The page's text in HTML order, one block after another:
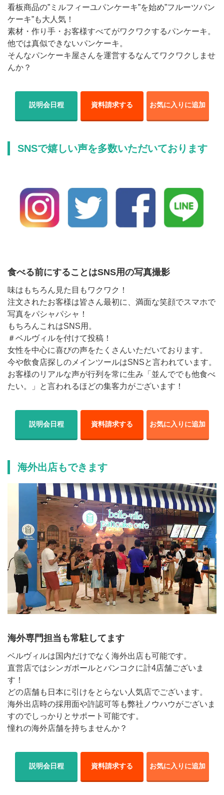
看板商品の”ミルフィーユパンケーキ”を始め”フルーツパン
ケーキ”も大人気！
素材・作り手・お客様すべてがワクワクするパンケーキ。
他では真似できないパンケーキ。
そんなパンケーキ屋さんを運営するなんてワクワクしませ
んか？
説明会日程 資料請求する お気に入りに追加
SNSで嬉しい声を多数いただいております
食べる前にすることはSNS用の写真撮影
味はもちろん見た目もワクワク！
注文されたお客様は皆さん最初に、満面な笑顔でスマホで
写真をパシャパシャ！
もちろんこれはSNS用。
＃ベルヴィルを付けて投稿！
女性を中心に喜びの声をたくさんいただいております。
今や飲食店探しのメインツールはSNSと言われています。
お客様のリアルな声が行列を常に生み「並んででも他食べ
たい。」と言われるほどの集客力がございます！
説明会日程 資料請求する お気に入りに追加
海外出店もできます
海外専門担当も常駐してます
ベルヴィルは国内だけでなく海外出店も可能です。
直営店ではシンガポールとバンコクに計4店舗ございま
す！
どの店舗も日本に引けをとらない人気店でございます。
海外出店時の採用面や許認可等も弊社ノウハウがございま
すのでしっかりとサポート可能です。
憧れの海外店舗を持ちませんか？
説明会日程 資料請求する お気に入りに追加